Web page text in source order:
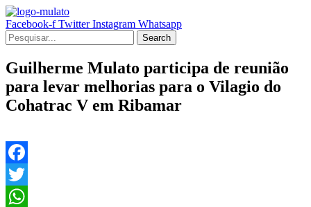
Facebook-f Twitter Instagram Whatsapp
Search
Guilherme Mulato participa de reunião
para levar melhorias para o Vilagio do
Cohatrac V em Ribamar
Facebook
Twitter